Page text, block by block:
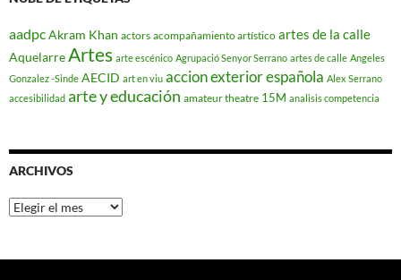
aadpcAkram Khan actors acompañamiento artístico artes de la calle
AquelarreArtes arte escénico Agrupació Senyor Serrano artes de calle Angeles
Gonzalez -Sinde AECID art en viu accion exterior española Alex Serrano
accesibilidad arte y educación amateur theatre 15M analisis competencia
ARCHIVOS
Archivos